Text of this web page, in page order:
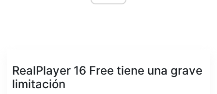
RealPlayer 16 Free tiene una grave
limitación